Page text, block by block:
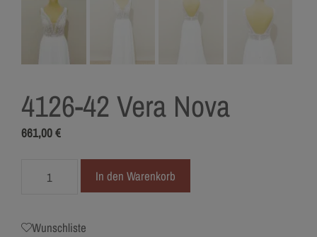
4126-42 Vera Nova
661,00€
Nova
In den Warenkorb
Wunschliste